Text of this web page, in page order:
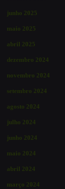
junho 2025
maio 2025
abril 2025
dezembro 2024
novembro 2024
setembro 2024
agosto 2024
julho 2024
junho 2024
maio 2024
abril 2024
março 2024